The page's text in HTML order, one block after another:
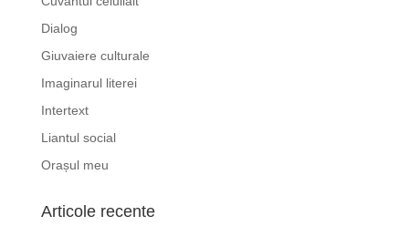
Dialog
Giuvaiere culturale
Imaginarul literei
Intertext
Liantul social
Orașul meu
Articole recente